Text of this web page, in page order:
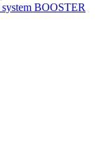
BOOSTER